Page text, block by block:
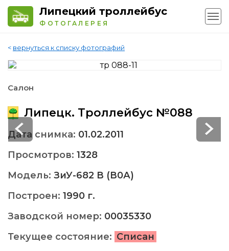
Липецкий троллейбус
ФОТОГАЛЕРЕЯ
< вернуться к списку фотографий
Салон
Липецк. Троллейбус №088
Дата снимка: 01.02.2011
Просмотров: 1328
Модель: ЗиУ-682 В (В0А)
Построен: 1990 г.
Заводской номер: 00035330
Текущее состояние: Списан